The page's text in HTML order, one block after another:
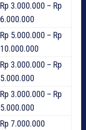
Rp 3.000.000 – Rp
6.000.000
Rp 5.000.000 – Rp
10.000.000
Rp 3.000.000 – Rp
5.000.000
Rp 3.000.000 – Rp
5.000.000
Rp 7.000.000